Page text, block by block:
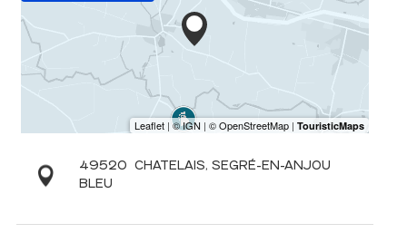
49520 CHATELAIS, SEGRÉ-EN-ANJOU
BLEU